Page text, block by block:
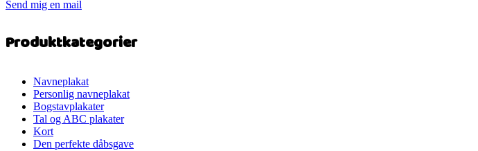
Send mig en mail
Produktkategorier
Navneplakat
Personlig navneplakat
Bogstavplakater
Tal og ABC plakater
Kort
Den perfekte dåbsgave